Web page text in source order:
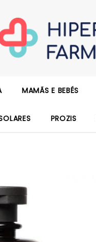
MAMÃS E BEBÉS
PROZIS